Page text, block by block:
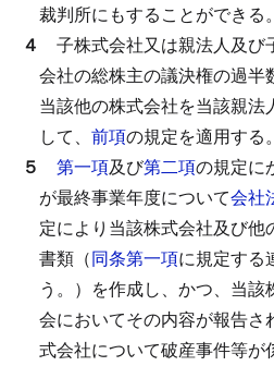
裁判所にもすることができる。
４ 子株式会社又は親法人及び
会社の総株主の議決権の過半
当該他の株式会社を当該親法
して、 前項の規定を適用する。
５ 第一項及び第二項の規定に
が最終事業年度について会社
定により当該株式会社及び
書類（同条第一項に規定する
う。）を作成し、かつ、当
会においてその内容が報告さ
式会社について破産事件等が